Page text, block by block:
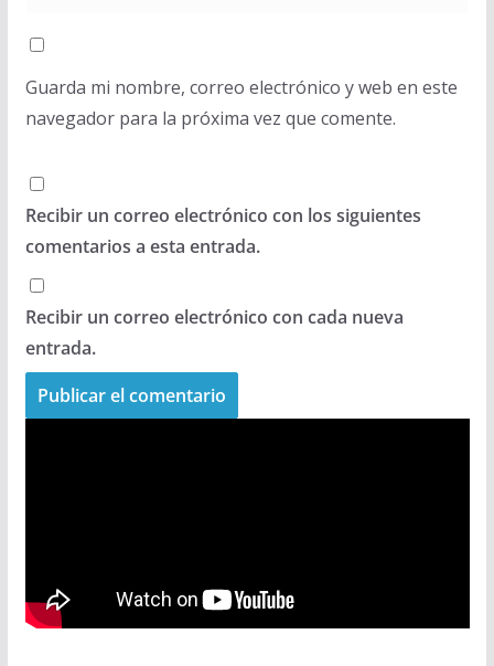
Guarda mi nombre, correo electrónico y web en este
navegador para la próxima vez que comente.
Recibir un correo electrónico con los siguientes
comentarios a esta entrada.
Recibir un correo electrónico con cada nueva
entrada.